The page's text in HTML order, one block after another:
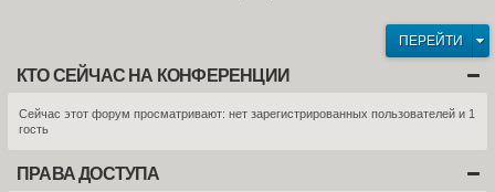
ПЕРЕЙТИ
КТО СЕЙЧАС НА КОНФЕРЕНЦИИ
Сейчас этот форум просматривают: нет зарегистрированных пользователей и 1
гость
ПРАВА ДОСТУПА